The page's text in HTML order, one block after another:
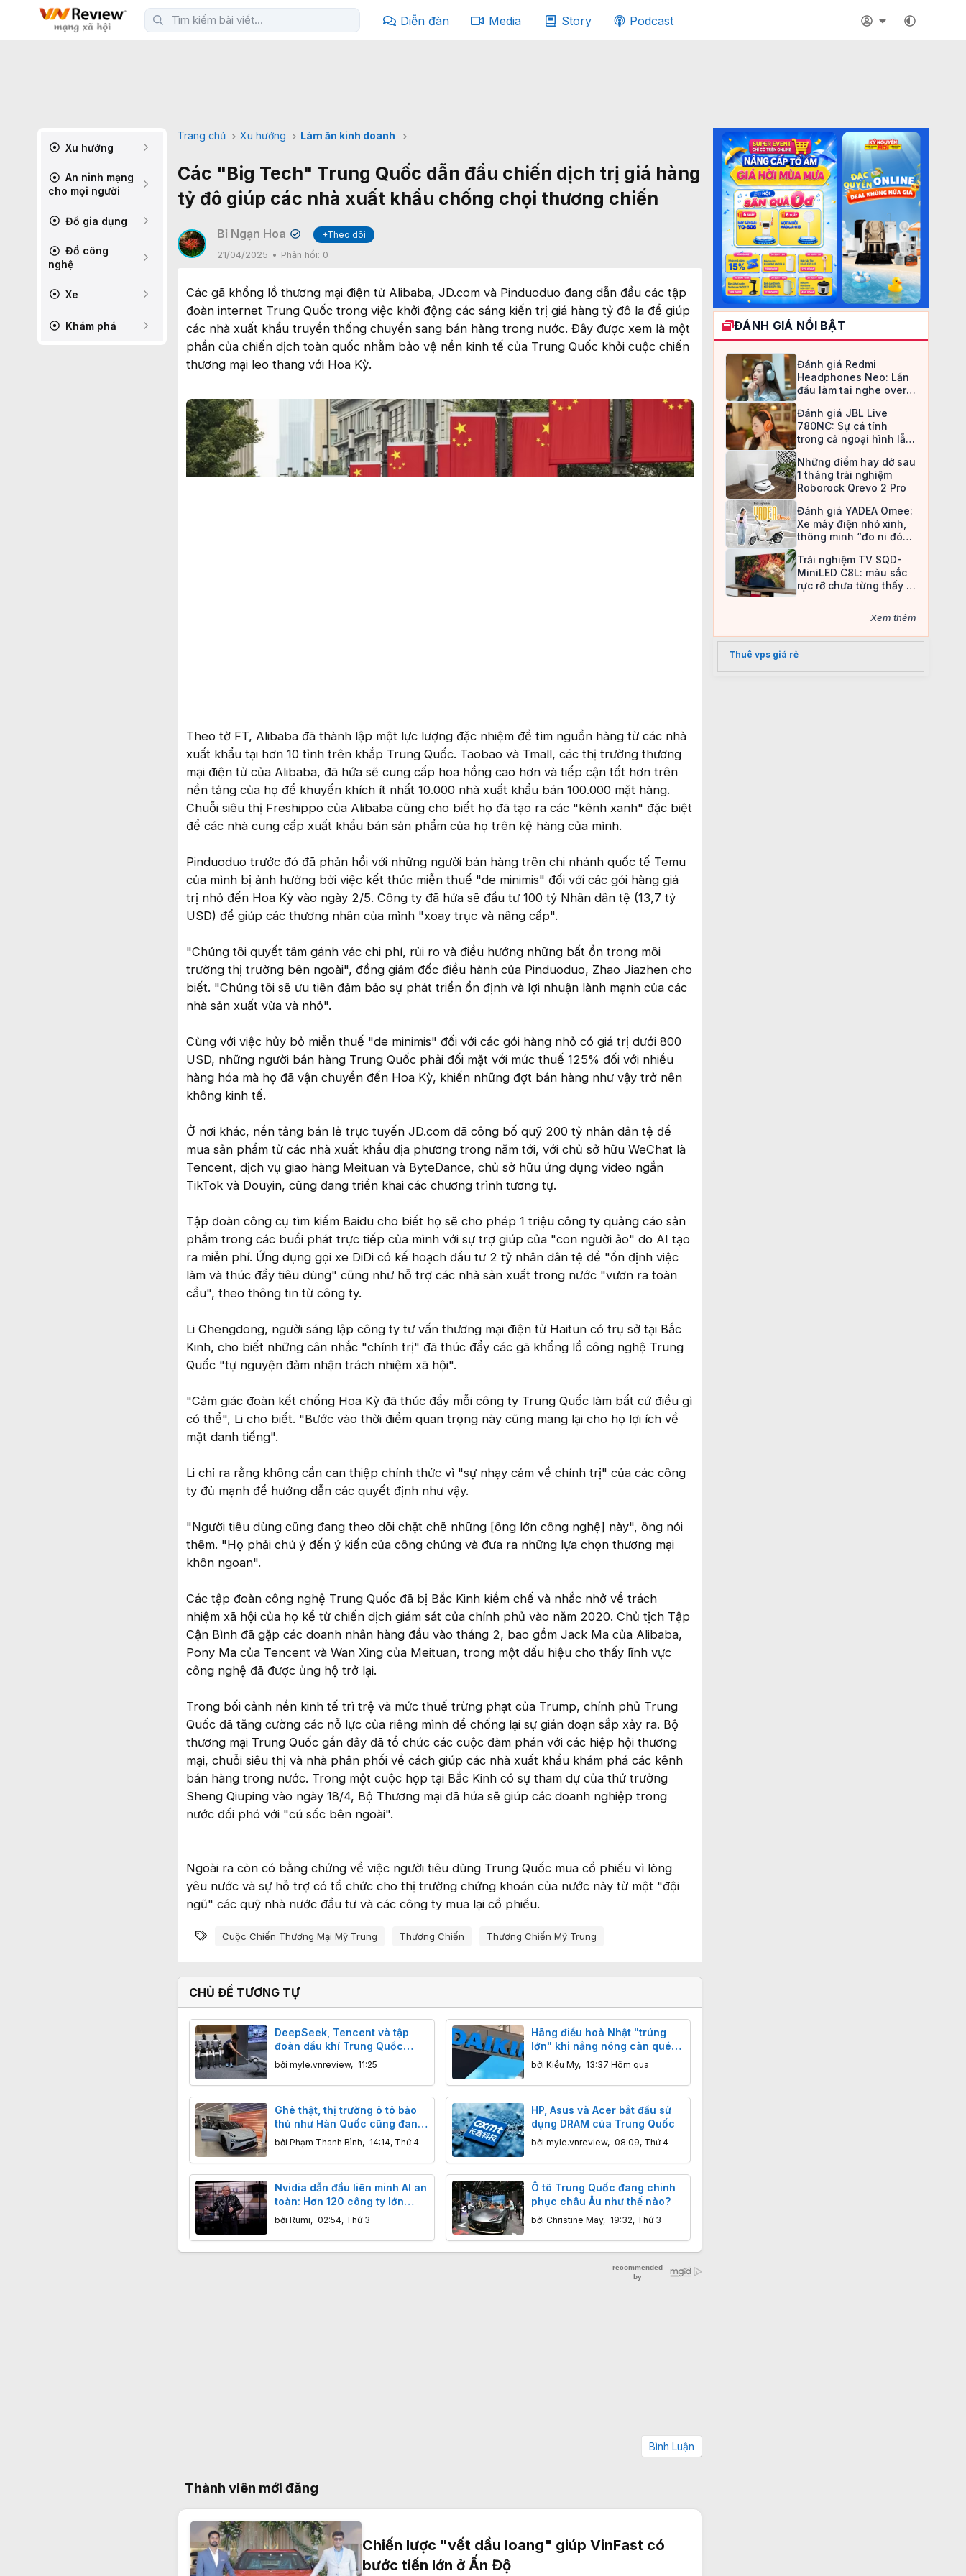
Diễn đàn Media Story Podcast
Xu hướng
An ninh mạng
cho mọi người
Đồ gia dụng
Đồ công
nghệ
Xe
Khám phá
Trang chủ Xu hướng Làm ăn kinh doanh
Các "Big Tech" Trung Quốc dẫn đầu chiến dịch trị giá hàng
tỷ đô giúp các nhà xuất khẩu chống chọi thương chiến
Bỉ Ngạn Hoa ✔
+Theo dõi
21/04/2025
Phản hồi: 0
Các gã khổng lồ thương mại điện tử Alibaba, JD.com và Pinduoduo đang dẫn đầu các tập
đoàn internet Trung Quốc trong việc khởi động các sáng kiến trị giá hàng tỷ đô la để giúp
các nhà xuất khẩu truyền thống chuyển sang bán hàng trong nước. Đây được xem là một
phần của chiến dịch toàn quốc nhằm bảo vệ nền kinh tế của Trung Quốc khỏi cuộc chiến
thương mại leo thang với Hoa Kỳ.
Theo tờ FT, Alibaba đã thành lập một lực lượng đặc nhiệm để tìm nguồn hàng từ các nhà
xuất khẩu tại hơn 10 tỉnh trên khắp Trung Quốc. Taobao và Tmall, các thị trường thương
mại điện tử của Alibaba, đã hứa sẽ cung cấp hoa hồng cao hơn và tiếp cận tốt hơn trên
nền tảng của họ để khuyến khích ít nhất 10.000 nhà xuất khẩu bán 100.000 mặt hàng.
Chuỗi siêu thị Freshippo của Alibaba cũng cho biết họ đã tạo ra các "kênh xanh" đặc biệt
để các nhà cung cấp xuất khẩu bán sản phẩm của họ trên kệ hàng của mình.
Pinduoduo trước đó đã phản hồi với những người bán hàng trên chi nhánh quốc tế Temu
của mình bị ảnh hưởng bởi việc kết thúc miễn thuế "de minimis" đối với các gói hàng giá
trị nhỏ đến Hoa Kỳ vào ngày 2/5. Công ty đã hứa sẽ đầu tư 100 tỷ Nhân dân tệ (13,7 tỷ
USD) để giúp các thương nhân của mình "xoay trục và nâng cấp".
"Chúng tôi quyết tâm gánh vác chi phí, rủi ro và điều hướng những bất ổn trong môi
trường thị trường bên ngoài", đồng giám đốc điều hành của Pinduoduo, Zhao Jiazhen cho
biết. "Chúng tôi sẽ ưu tiên đảm bảo sự phát triển ổn định và lợi nhuận lành mạnh của các
nhà sản xuất vừa và nhỏ".
Cùng với việc hủy bỏ miễn thuế "de minimis" đối với các gói hàng nhỏ có giá trị dưới 800
USD, những người bán hàng Trung Quốc phải đối mặt với mức thuế 125% đối với nhiều
hàng hóa mà họ đã vận chuyển đến Hoa Kỳ, khiến những đợt bán hàng như vậy trở nên
không kinh tế.
Ở nơi khác, nền tảng bán lẻ trực tuyến JD.com đã công bố quỹ 200 tỷ nhân dân tệ để
mua sản phẩm từ các nhà xuất khẩu địa phương trong năm tới, với chủ sở hữu WeChat là
Tencent, dịch vụ giao hàng Meituan và ByteDance, chủ sở hữu ứng dụng video ngắn
TikTok và Douyin, cũng đang triển khai các chương trình tương tự.
Tập đoàn công cụ tìm kiếm Baidu cho biết họ sẽ cho phép 1 triệu công ty quảng cáo sản
phẩm trong các buổi phát trực tiếp của mình với sự trợ giúp của "con người ảo" do AI tạo
ra miễn phí. Ứng dụng gọi xe DiDi có kế hoạch đầu tư 2 tỷ nhân dân tệ để "ổn định việc
làm và thúc đẩy tiêu dùng" cũng như hỗ trợ các nhà sản xuất trong nước "vươn ra toàn
cầu", theo thông tin từ công ty.
Li Chengdong, người sáng lập công ty tư vấn thương mại điện tử Haitun có trụ sở tại Bắc
Kinh, cho biết những cân nhắc "chính trị" đã thúc đẩy các gã khổng lồ công nghệ Trung
Quốc "tự nguyện đảm nhận trách nhiệm xã hội".
"Cảm giác đoàn kết chống Hoa Kỳ đã thúc đẩy mỗi công ty Trung Quốc làm bất cứ điều gì
có thể", Li cho biết. "Bước vào thời điểm quan trọng này cũng mang lại cho họ lợi ích về
mặt danh tiếng".
Li chỉ ra rằng không cần can thiệp chính thức vì "sự nhạy cảm về chính trị" của các công
ty đủ mạnh để hướng dẫn các quyết định như vậy.
"Người tiêu dùng cũng đang theo dõi chặt chẽ những [ông lớn công nghệ] này", ông nói
thêm. "Họ phải chú ý đến ý kiến của công chúng và đưa ra những lựa chọn thương mại
khôn ngoan".
Các tập đoàn công nghệ Trung Quốc đã bị Bắc Kinh kiềm chế và nhắc nhở về trách
nhiệm xã hội của họ kể từ chiến dịch giám sát của chính phủ vào năm 2020. Chủ tịch Tập
Cận Bình đã gặp các doanh nhân hàng đầu vào tháng 2, bao gồm Jack Ma của Alibaba,
Pony Ma của Tencent và Wan Xing của Meituan, trong một dấu hiệu cho thấy lĩnh vực
công nghệ đã được ủng hộ trở lại.
Trong bối cảnh nền kinh tế trì trệ và mức thuế trừng phạt của Trump, chính phủ Trung
Quốc đã tăng cường các nỗ lực của riêng mình để chống lại sự gián đoạn sắp xảy ra. Bộ
thương mại Trung Quốc gần đây đã tổ chức các cuộc đàm phán với các hiệp hội thương
mại, chuỗi siêu thị và nhà phân phối về cách giúp các nhà xuất khẩu khám phá các kênh
bán hàng trong nước. Trong một cuộc họp tại Bắc Kinh có sự tham dự của thứ trưởng
Sheng Qiuping vào ngày 18/4, Bộ Thương mại đã hứa sẽ giúp các doanh nghiệp trong
nước đối phó với "cú sốc bên ngoài".
Ngoài ra còn có bằng chứng về việc người tiêu dùng Trung Quốc mua cổ phiếu vì lòng
yêu nước và sự hỗ trợ có tổ chức cho thị trường chứng khoán của nước này từ một "đội
ngũ" các quỹ nhà nước đầu tư và các công ty mua lại cổ phiếu.
Từ khóa
Cuộc Chiến Thương Mại Mỹ Trung Thương Chiến Thương Chiến Mỹ Trung
CHỦ ĐỀ TƯƠNG TỰ
DeepSeek, Tencent và tập
đoàn dầu khí Trung Quốc
tham gia đợt IPO của Unitree
bởi myle.vnreview, 11:25
Hãng điều hoà Nhật "trúng
lớn" khi nắng nóng càn quét
châu Âu
bởi Kiều My, 13:37 Hôm qua
Ghê thật, thị trường ô tô bảo
thủ như Hàn Quốc cũng đang
bị xe Trung Quốc đe dọa
bởi Phạm Thanh Bình, 14:14, Thứ 4
HP, Asus và Acer bắt đầu sử
dụng DRAM của Trung Quốc
bởi myle.vnreview, 08:09, Thứ 4
Nvidia dẫn đầu liên minh AI an
toàn: Hơn 120 công ty lớn
chạy đua bảo vệ AI nguồn mở
bởi Rumi, 02:54, Thứ 3
Ô tô Trung Quốc đang chinh
phục châu Âu như thế nào?
bởi Christine May, 19:32, Thứ 3
Bình Luận
Thành viên mới đăng
Chiến lược "vết dầu loang" giúp VinFast có
bước tiến lớn ở Ấn Độ
ĐÁNH GIÁ NỔI BẬT
Đánh giá Redmi
Headphones Neo: Lần
đầu làm tai nghe over-
an toàn
Đánh giá JBL Live
780NC: Sự cá tính
trong cả ngoại hình lẫn
Những điểm hay dở sau
1 tháng trải nghiệm
Roborock Qrevo 2 Pro
Đánh giá YADEA Omee:
Xe máy điện nhỏ xinh,
thông minh “đo ni đóng
Trải nghiệm TV SQD-
MiniLED C8L: màu sắc
rực rỡ chưa từng thấy ở
Xem thêm
Thuê vps giá rẻ